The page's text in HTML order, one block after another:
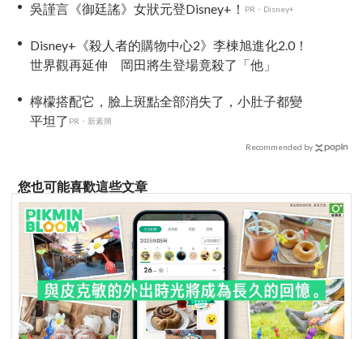
吳謹言《御廷謠》女狀元登Disney+！ PR・Disney+
Disney+《殺人者的購物中心2》李棟旭進化2.0！
世界觀再延伸 岡田將生登場竟殺了「他」
檸檬搭配它，臉上斑點全部消失了，小肚子都變
平坦了 PR・新素簡
Recommended by
您也可能喜歡這些文章